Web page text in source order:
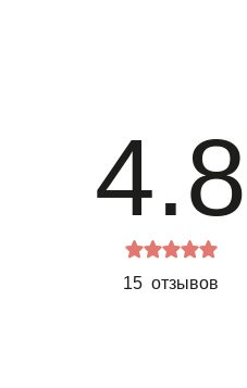
4.8
15 отзывов